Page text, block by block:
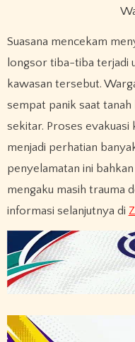
Suasana mencekam
longsor tiba-tiba terjadi
kawasan tersebut.
sempat panik saat
sekitar. Proses
menjadi perhatian
penyelamatan ini
mengaku masih trauma
informasi selanjutnya di